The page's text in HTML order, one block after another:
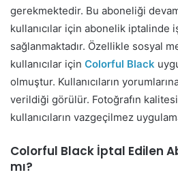
gerekmektedir. Bu aboneliği
kullanıcılar için abonelik iptalinde
sağlanmaktadır. Özellikle sosyal
kullanıcılar için Colorful Black
olmuştur. Kullanıcıların
verildiği görülür. Fotoğrafın
kullanıcıların vazgeçilmez
Colorful Black İptal Edilen
mı?